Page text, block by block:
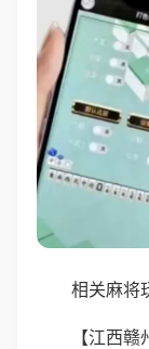
相关麻将
【江西